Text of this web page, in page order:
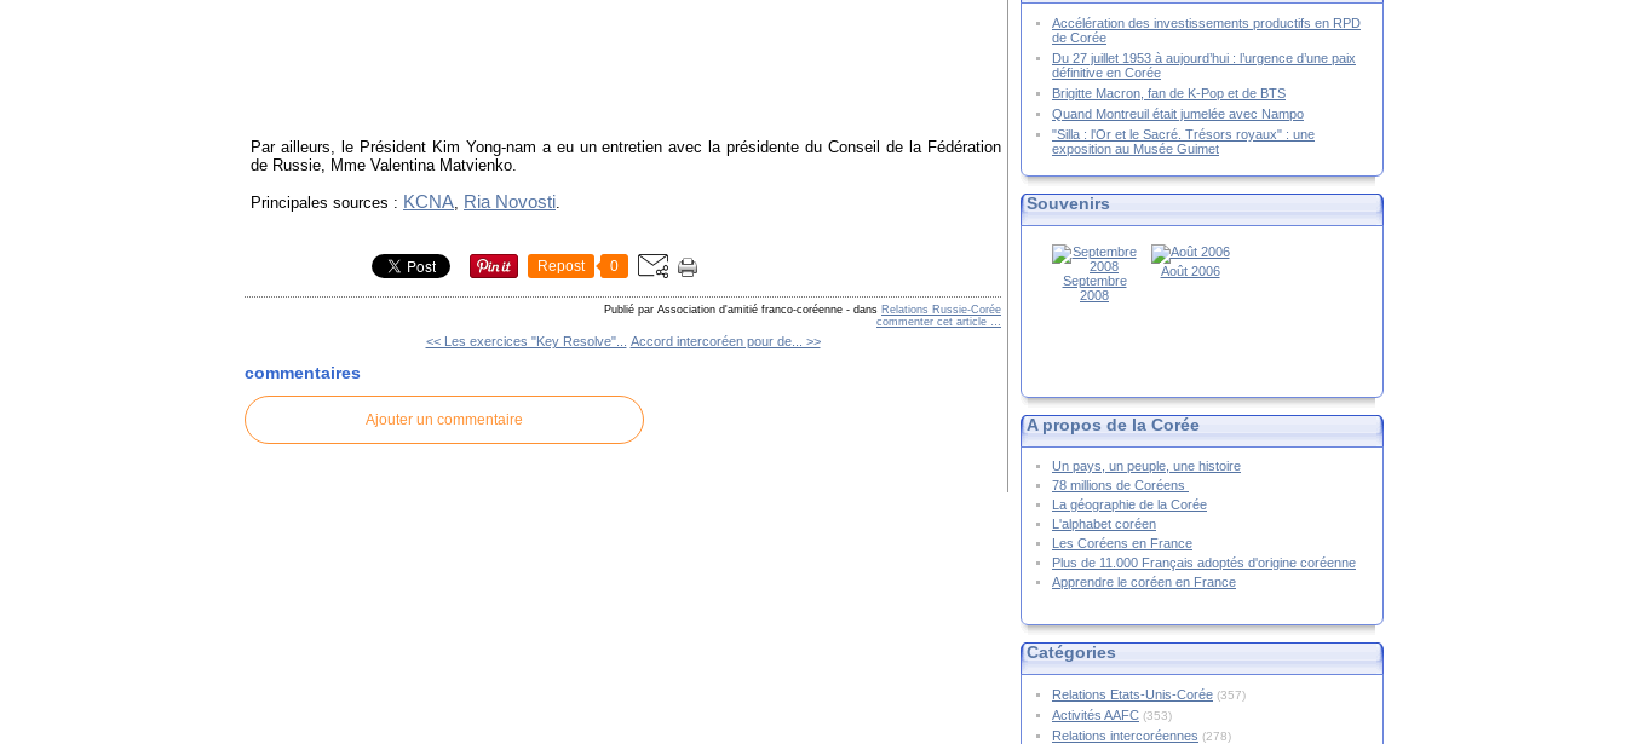
Par ailleurs, le Président Kim Yong-nam a eu un entretien avec la présidente du Conseil de la Fédération
de Russie, Mme Valentina Matvienko.
Principales sources : KCNA, Ria Novosti.
Repost 0
Publié par Association d'amitié franco-coréenne - dans Relations Russie-Corée
commenter cet article …
<< Les exercices "Key Resolve"... Accord intercoréen pour de... >>
commentaires
Ajouter un commentaire
Accélération des investissements productifs en RPD
de Corée
Du 27 juillet 1953 à aujourd’hui : l’urgence d’une paix
définitive en Corée
Brigitte Macron, fan de K-Pop et de BTS
Quand Montreuil était jumelée avec Nampo
"Silla : l'Or et le Sacré. Trésors royaux" : une
exposition au Musée Guimet
Souvenirs
Septembre
2008
Août 2006
A propos de la Corée
Un pays, un peuple, une histoire
78 millions de Coréens
La géographie de la Corée
L'alphabet coréen
Les Coréens en France
Plus de 11.000 Français adoptés d'origine coréenne
Apprendre le coréen en France
Catégories
Relations Etats-Unis-Corée (357)
Activités AAFC (353)
Relations intercoréennes (278)